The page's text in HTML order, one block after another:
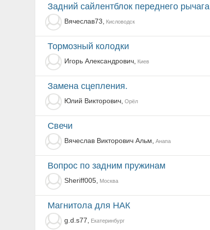
Задний сайлентблок переднего рычага
Вячеслав73, Кисловодск
Тормозный колодки
Игорь Александрович, Киев
Замена сцепления.
Юлий Викторович, Орёл
Свечи
Вячеслав Викторович Альм, Анапа
Вопрос по задним пружинам
Sheriff005, Москва
магнитола для НАК
g.d.s77, Екатеринбург